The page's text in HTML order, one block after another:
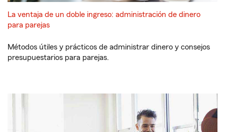
La ventaja de un doble ingreso: administración de dinero
para parejas
Métodos útiles y prácticos de administrar dinero y consejos
presupuestarios para parejas.